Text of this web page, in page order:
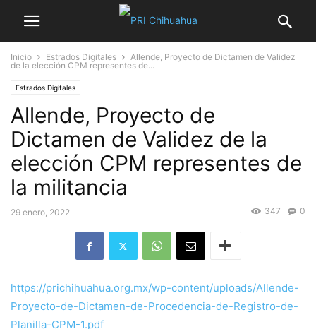
Inicio Estrados Digitales
Allende, Proyecto de Dictamen de Validez
de la elección CPM representes de...
Estrados Digitales
Allende, Proyecto de
Dictamen de Validez de la
elección CPM representes de
la militancia
29 enero, 2022 0
347
https://prichihuahua.org.mx/wp-content/uploads/Allende-
Proyecto-de-Dictamen-de-Procedencia-de-Registro-de-
Planilla-CPM-1.pdf